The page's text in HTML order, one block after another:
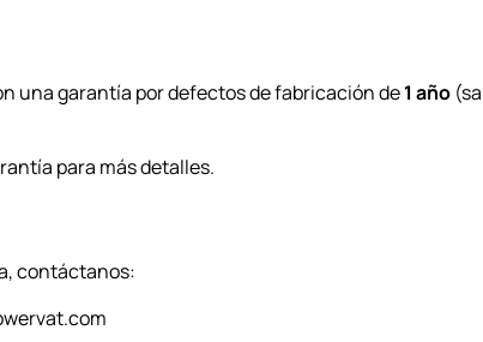
una garantía por defectos de fabricación de1 año
para más detalles.
contáctanos: